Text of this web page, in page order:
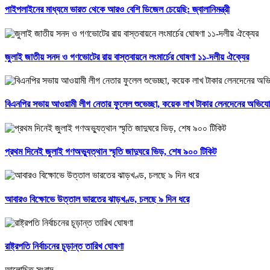
পাইপলাইনের মাধ্যমে ভারত থেকে আরও বেশি ডিজেল চেয়েছি: জ্বালানিমন্ত্রী
জুলাই জাতীয় সনদ ও গণভোটের রায় বাস্তবায়নে লংমার্চের ঘোষণা ১১-দলীয় ঐক্যের
বিএনপির সভায় আওয়ামী লীগ নেতার ফুলেল শুভেচ্ছা, কয়েক লাখ টাকার লেনদেনের
প্রথম দিনেই জুলাই গণঅভ্যুত্থান স্মৃতি জাদুঘরে ভিড়, শেষ ৯০০ টিকিট
আবারও বিক্ষোভে উত্তাল ভারতের ঝাড়খণ্ড, চলছে ৯ দিন ধরে
রাষ্ট্রপতি নির্বাচনের চূড়ান্ত তারিখ ঘোষণা